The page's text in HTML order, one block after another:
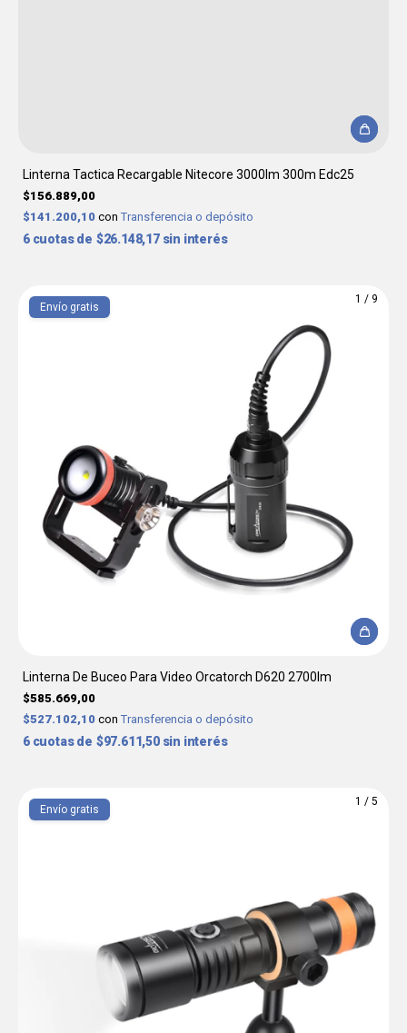
Linterna Tactica Recargable Nitecore 3000lm 300m Edc25
$156.889,00
$141.200,10 con Transferencia o depósito
6 $26.148,17 sin interés
1 / 9
Envío gratis
Linterna De Buceo Para Video Orcatorch D620 2700lm
$585.669,00
$527.102,10 con Transferencia o depósito
6 $97.611,50 sin interés
1 / 5
Envío gratis